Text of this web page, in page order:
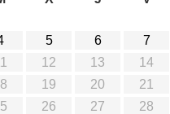
5 6 7
12 13 14
19 20 21
26 27 28